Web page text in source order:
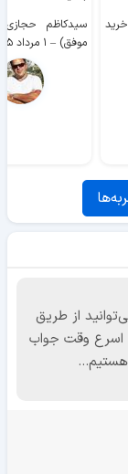
ابوالفضل صالحی (۱۱۳ خرید
موفق) – ۱ مرداد ۱۴۰۵
از طریق
اسرع وقت جواب